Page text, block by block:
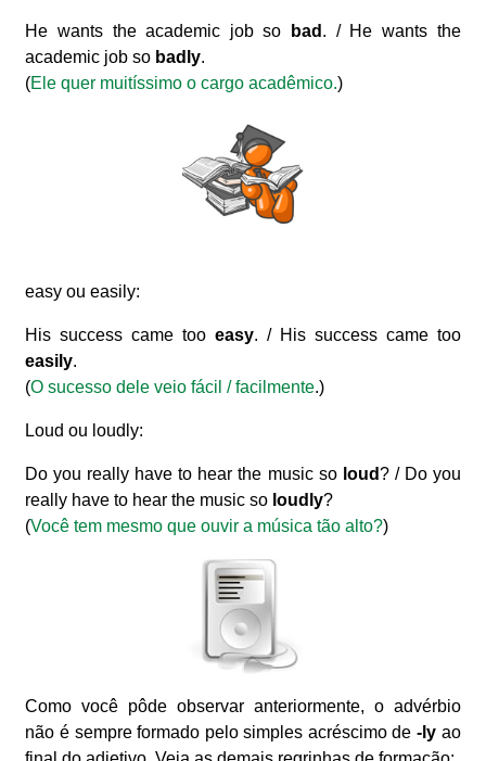
He wants the academic job so bad . / He wants the
academic job so badly.
(Ele quer muitíssimo o cargo acadêmico.)
easy ou easily:
His success came tooeasy. / His success came too
easily.
(O sucesso dele veio fácil / facilmente.)
Loud ou loudly:
Do you really have to hear the music so loud? / Do you
really have to hear the music so loudly?
(Você tem mesmo que ouvir a música tão alto?)
Como você pôde observar anteriormente, o advérbio
não é sempre formado pelo simples acréscimo de -lyao